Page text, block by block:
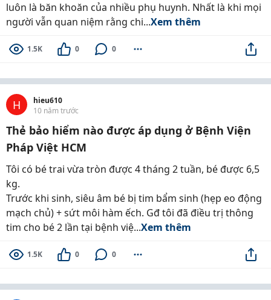
luôn là băn khoăn của nhiều phụ huynh. Nhất là khi mọi
người vẫn quan niệm rằng chi...Xem thêm
1.5K 0 0
H
hieu610
10 năm trước
Thẻ bảo hiểm nào được áp dụng ở Bệnh Viện
Pháp Việt HCM
Tôi có bé trai vừa tròn được 4 tháng 2 tuần, bé được 6,5
kg.
Trước khi sinh, siêu âm bé bị tim bẩm sinh (hẹp eo động
mạch chủ) + sứt môi hàm ếch. Gđ tôi đã điều trị thông
tim cho bé 2 lần tại bệnh việ...Xem thêm
1.5K 0 0